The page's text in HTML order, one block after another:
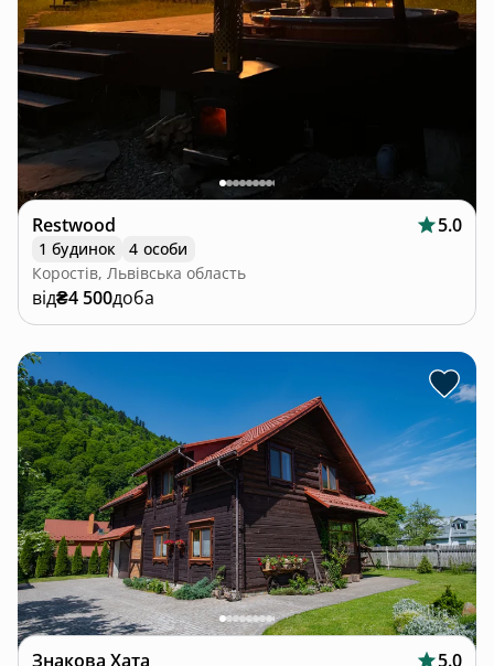
Restwood 5.0
1 будинок
4 особи
Коростів, Львівська область
від₴4 500доба
Знакова Хата 5.0